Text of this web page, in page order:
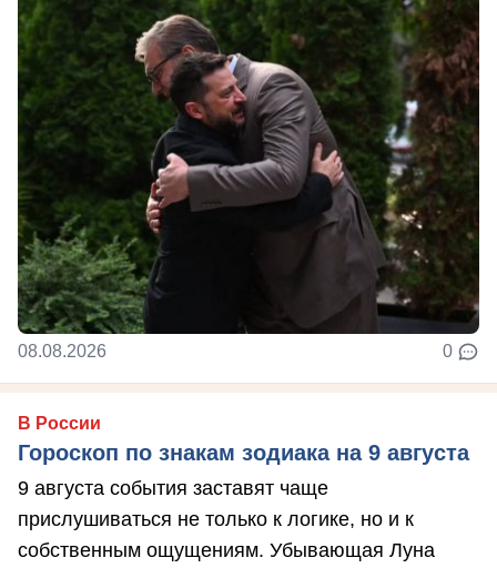
08.08.2026 0
В России
Гороскоп по знакам зодиака на 9 августа
9 августа события заставят чаще
прислушиваться не только к логике, но и к
собственным ощущениям. Убывающая Луна